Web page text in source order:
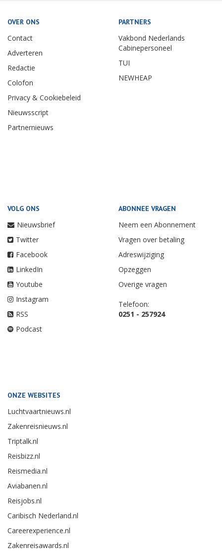
OVER ONS
Contact
Adverteren
Redactie
Colofon
Privacy & Cookiebeleid
Nieuwsscript
Partnernieuws
PARTNERS
Vakbond Nederlands
Cabinepersoneel
TUI
NEWHEAP
VOLG ONS
Nieuwsbrief
Twitter
Facebook
LinkedIn
Youtube
Instagram
RSS
Podcast
ABONNEE VRAGEN
Neem een Abonnement
Vragen over betaling
Adreswijziging
Opzeggen
Overige vragen
Telefoon:
0251 - 257924
ONZE WEBSITES
Luchtvaartnieuws.nl
Zakenreisnieuws.nl
Triptalk.nl
Reisbizz.nl
Reismedia.nl
Aviabanen.nl
Reisjobs.nl
Caribisch Nederland.nl
Careerexperience.nl
Zakenreisawards.nl